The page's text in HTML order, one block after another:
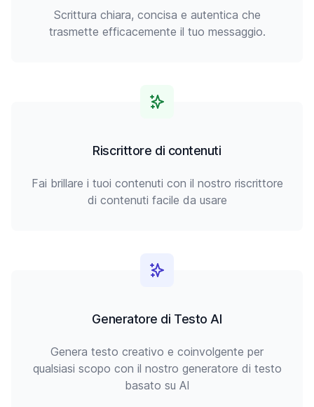
Scrittura chiara, concisa e autentica che
trasmette efficacemente il tuo messaggio.
Riscrittore di contenuti
Fai brillare i tuoi contenuti con il nostro riscrittore
di contenuti facile da usare
Generatore di Testo AI
Genera testo creativo e coinvolgente per
qualsiasi scopo con il nostro generatore di testo
basato su AI